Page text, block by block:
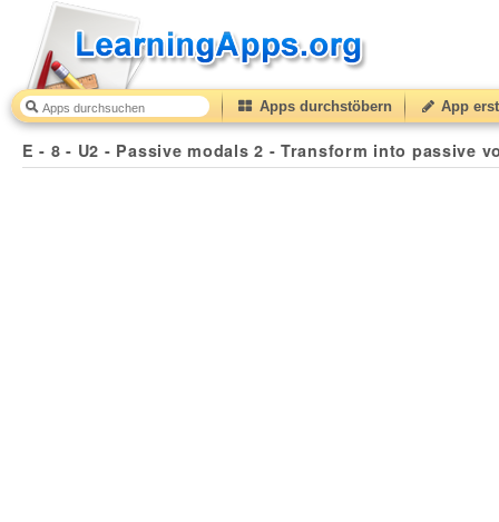
Apps durchstöbern App
E - 8 - U2 - Passive modals 2 - Transform into passive
E - 8 - U2 - Passive modals 2 - Transform into passive voice